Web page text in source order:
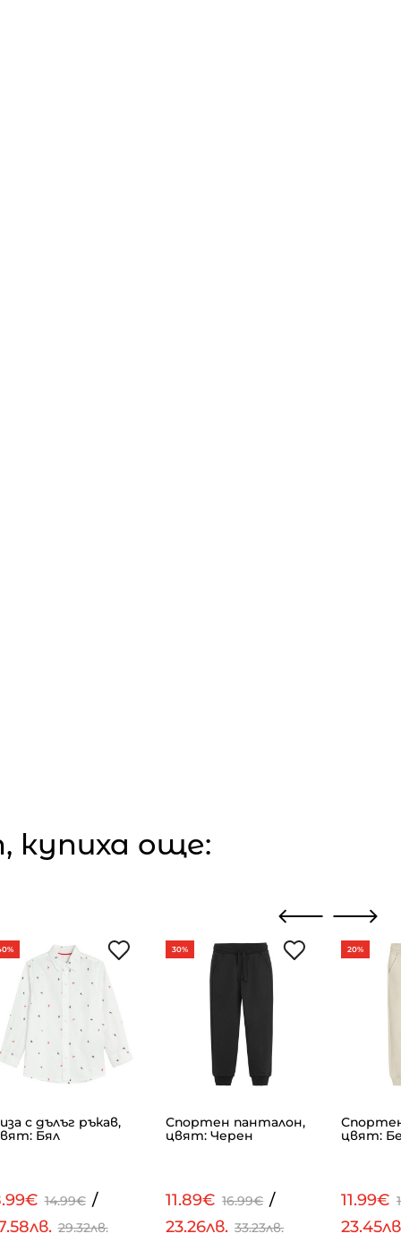
купиха още:
с дълъг ръкав,
Бял
14.99€ /
29.32лв.
30%
Спортен панталон,
цвят: Черен
11.89€ 16.99€ /
23.26лв. 33.23лв.
20%
цвят:
11.99€